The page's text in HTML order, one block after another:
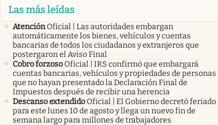
Las más leídas
Atención Oficial | Las autoridades embargan
automáticamente los bienes, vehículos y cuentas
bancarias de todos los ciudadanos y extranjeros que
postergaron el Aviso Final
Cobro forzoso Oficial | IRS confirmó que embargará
cuentas bancarias, vehículos y propiedades de personas
que no hayan presentado la Declaración Final de
Impuestos después de recibir una herencia
Descanso extendido Oficial | El Gobierno decretó feriado
para este lunes 10 de agosto y llega un nuevo fin de
semana largo para millones de trabajadores